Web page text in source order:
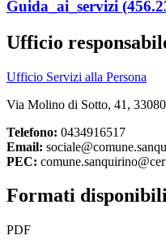
Guida_ai_servizi
Ufficio
Ufficio Servizi alla Persona
Via Molino di Sotto, 41,
Telefono: 0434916517
Email:
PEC:
Formati
PDF